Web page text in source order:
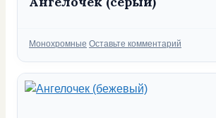
Рубрики
Монохромные Оставьте комментарий